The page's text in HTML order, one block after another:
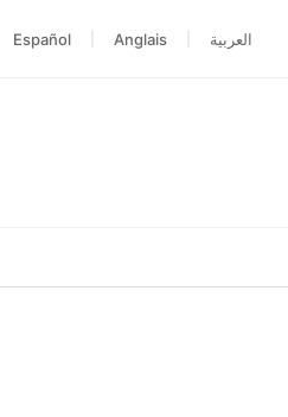
Español Anglais العربية